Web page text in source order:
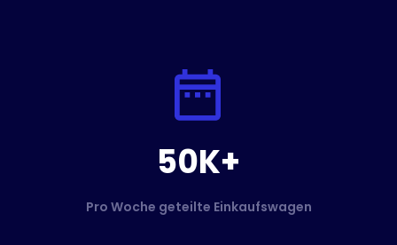
50K+
Pro Woche geteilte Einkaufswagen